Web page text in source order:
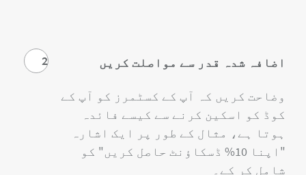
2 اضافہ شدہ قدر سے مواصلت کریں
وضاحت کریں کہ آپ کے کسٹمرز کو آپ کے
کوڈ کو اسکین کرنے سے کیسے فائدہ
ہوتا ہے، مثال کے طور پر ایک اشارہ
"اپنا 10% ڈسکاؤنٹ حاصل کریں" کو
شامل کر کے۔